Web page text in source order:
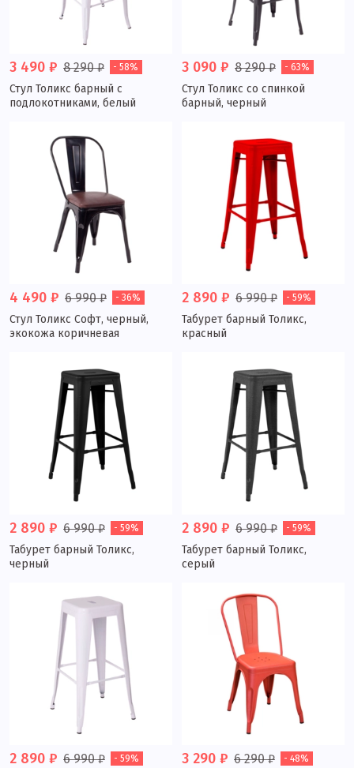
3 490 ₽ 8 290 ₽ - 58%
Стул Толикс барный с
подлокотниками, белый
3 090 ₽ 8 290 ₽ - 63%
Стул Толикс со спинкой
барный, черный
4 490 ₽ 6 990 ₽ - 36%
Стул Толикс Софт, черный,
экокожа коричневая
2 890 ₽ 6 990 ₽ - 59%
Табурет барный Толикс,
красный
2 890 ₽ 6 990 ₽ - 59%
Табурет барный Толикс,
черный
2 890 ₽ 6 990 ₽ - 59%
Табурет барный Толикс,
серый
2 890 ₽ 6 990 ₽ - 59% 3 290 ₽ 6 290 ₽ - 48%